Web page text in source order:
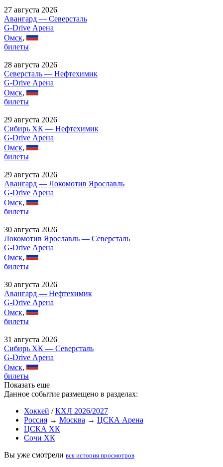
27 августа 2026
Авангард — Северсталь
G-Drive Арена
Омск,
билеты
28 августа 2026
Северсталь — Нефтехимик
G-Drive Арена
Омск,
билеты
29 августа 2026
Сибирь ХК — Нефтехимик
G-Drive Арена
Омск,
билеты
29 августа 2026
Авангард — Локомотив Ярославль
G-Drive Арена
Омск,
билеты
30 августа 2026
Локомотив Ярославль — Северсталь
G-Drive Арена
Омск,
билеты
30 августа 2026
Авангард — Нефтехимик
G-Drive Арена
Омск,
билеты
31 августа 2026
Сибирь ХК — Северсталь
G-Drive Арена
Омск,
билеты
Показать еще
Данное событие размещено в разделах:
Хоккей /КХЛ 2026/2027
Россия → Москва → ЦСКА Арена
ЦСКА ХК
Сочи ХК
Вы уже смотрели вся история просмотров